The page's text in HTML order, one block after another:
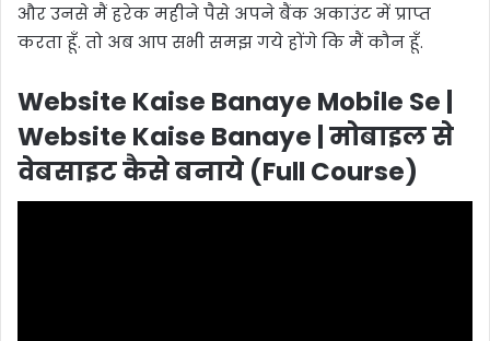
और उनसे मैं हरेक महीने पैसे अपने बैंक अकाउंट में प्राप्त
करता हूँ. तो अब आप सभी समझ गये होंगे कि मैं कौन हूँ.
Website Kaise Banaye Mobile Se |
Website Kaise Banaye | मोबाइल से
वेबसाइट कैसे बनाये (Full Course)